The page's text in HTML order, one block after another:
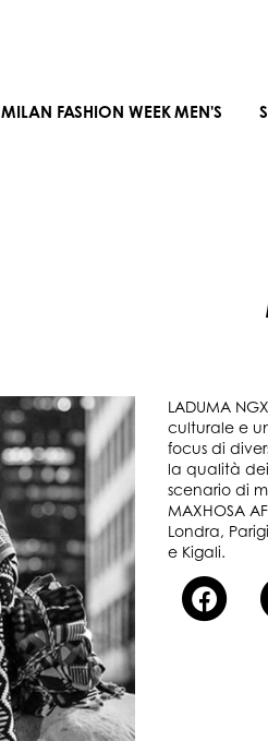
MILAN FASHION WEEK MEN'S
LADUMA
culturale e
focus di
la qualità
scenario di
MAXHOSA
Londra,
e Kigali.